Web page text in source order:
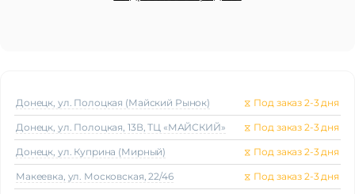
Донецк, ул. Полоцкая (Майский Рынок) ⧖ Под заказ 2-3 дня
Донецк, ул. Полоцкая, 13В, ТЦ «МАЙСКИЙ» ⧖ Под заказ 2-3 дня
Донецк, ул. Куприна (Мирный) ⧖ Под заказ 2-3 дня
Макеeвка, ул. Московская, 22/46 ⧖ Под заказ 2-3 дня